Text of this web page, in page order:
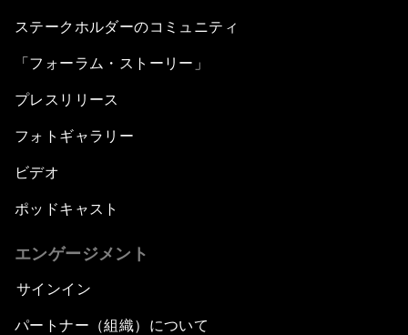
ステークホルダーのコミュニティ
「フォーラム・ストーリー」
プレスリリース
フォトギャラリー
ビデオ
ポッドキャスト
エンゲージメント
サインイン
パートナー（組織）について